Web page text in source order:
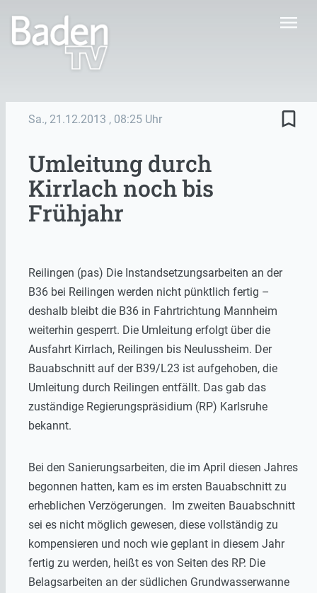
menu
Sa., 21.12.2013 , 08:25 Uhr bookmark_border
Umleitung durch
Kirrlach noch bis
Frühjahr
Reilingen (pas) Die Instandsetzungsarbeiten an der
B36 bei Reilingen werden nicht pünktlich fertig –
deshalb bleibt die B36 in Fahrtrichtung Mannheim
weiterhin gesperrt. Die Umleitung erfolgt über die
Ausfahrt Kirrlach, Reilingen bis Neulussheim. Der
Bauabschnitt auf der B39/L23 ist aufgehoben, die
Umleitung durch Reilingen entfällt. Das gab das
zuständige Regierungspräsidium (RP) Karlsruhe
bekannt.
Bei den Sanierungsarbeiten, die im April diesen Jahres
begonnen hatten, kam es im ersten Bauabschnitt zu
erheblichen Verzögerungen. Im zweiten Bauabschnitt
sei es nicht möglich gewesen, diese vollständig zu
kompensieren und noch wie geplant in diesem Jahr
fertig zu werden, heißt es von Seiten des RP. Die
Belagsarbeiten an der südlichen Grundwasserwanne